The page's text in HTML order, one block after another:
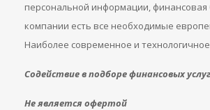
персональной информации, финансовая
компании есть все необходимые
Наиболее современное и
Содействие в подборе финансовых услуг
Не является офертой